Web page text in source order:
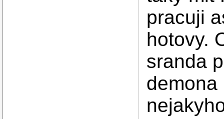
pracuji
hotovy.
sranda
demona